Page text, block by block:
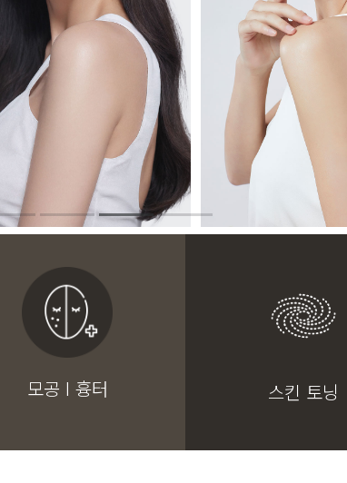
모공 I 흉터 스킨 토닝